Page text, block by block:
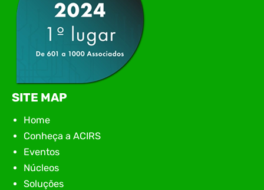
SITE MAP
Home
Conheça a ACIRS
Eventos
Núcleos
Soluções